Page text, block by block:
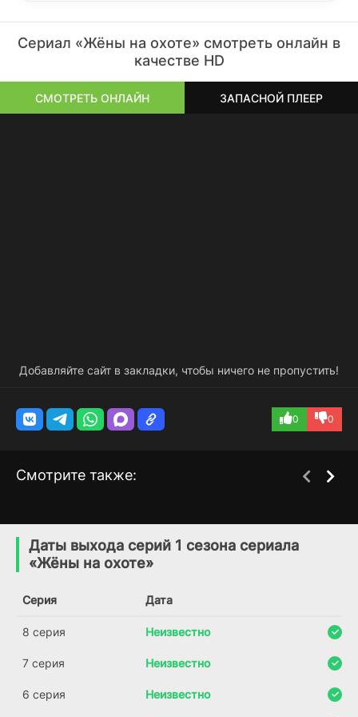
Сериал «Жёны на охоте» смотреть онлайн в
качестве HD
СМОТРЕТЬ ОНЛАЙН ЗАПАСНОЙ ПЛЕЕР
Добавляйте сайт в закладки, чтобы ничего не пропустить!
0 0
Смотрите также:
6.9
момент
Даты выхода серий 1 сезона сериала
«Жёны на охоте»
Серия Дата
8 серия Неизвестно
7 серия Неизвестно
6 серия Неизвестно